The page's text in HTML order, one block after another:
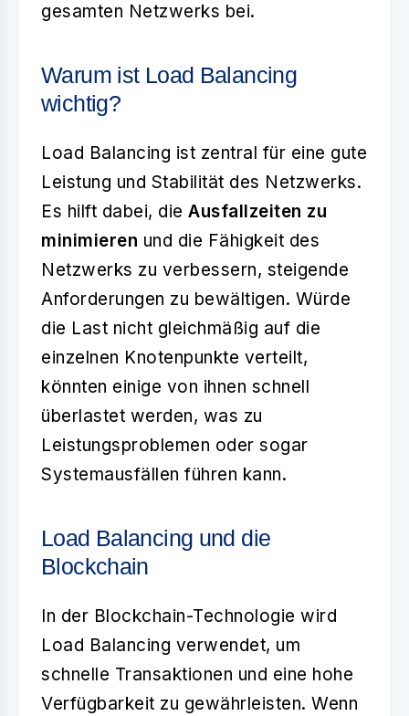
gesamten Netzwerks bei.
Warum ist Load Balancing
wichtig?
Load Balancing ist zentral für eine gute
Leistung und Stabilität des Netzwerks.
Es hilft dabei, die Ausfallzeiten zu
minimieren und die Fähigkeit des
Netzwerks zu verbessern, steigende
Anforderungen zu bewältigen. Würde
die Last nicht gleichmäßig auf die
einzelnen Knotenpunkte verteilt,
könnten einige von ihnen schnell
überlastet werden, was zu
Leistungsproblemen oder sogar
Systemausfällen führen kann.
Load Balancing und die
Blockchain
In der Blockchain-Technologie wird
Load Balancing verwendet, um
schnelle Transaktionen und eine hohe
Verfügbarkeit zu gewährleisten. Wenn